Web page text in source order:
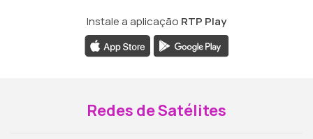
Instale a aplicação RTP Play
Redes de Satélites